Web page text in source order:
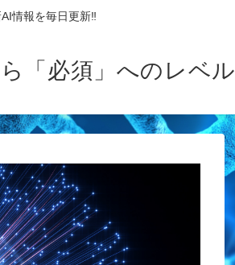
情報を毎日更新‼
「必須」へのレベル